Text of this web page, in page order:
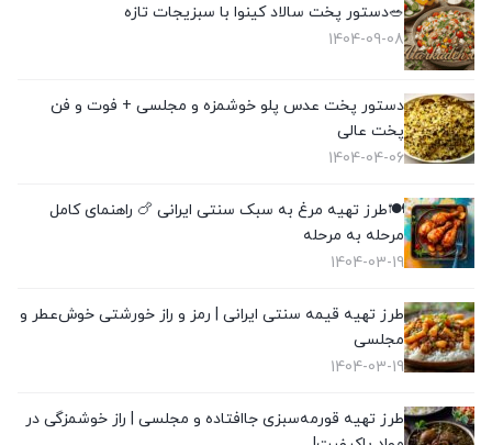
🥗دستور پخت سالاد کینوا با سبزیجات تازه
1404-09-08
دستور پخت عدس پلو خوشمزه و مجلسی + فوت و فن
پخت عالی
1404-04-06
🍽️طرز تهیه مرغ به سبک سنتی ایرانی 🍗 راهنمای کامل
مرحله به مرحله
1404-03-19
طرز تهیه قیمه سنتی ایرانی | رمز و راز خورشتی خوش‌عطر و
مجلسی
1404-03-19
طرز تهیه قورمه‌سبزی جاافتاده و مجلسی | راز خوشمزگی در